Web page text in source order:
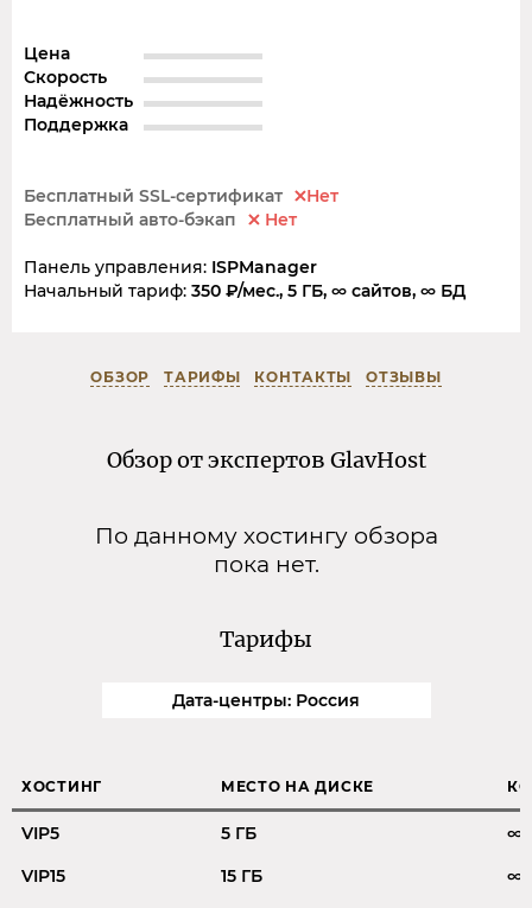
Цена
Скорость
Надёжность
Поддержка
Бесплатный SSL-сертификат
Нет
Бесплатный авто-бэкап
Нет
Панель управления: ISPManager
Начальный тариф: 350 ₽/мес., 5 ГБ, ∞ сайтов, ∞ БД
ОБЗОР ТАРИФЫ КОНТАКТЫ ОТЗЫВЫ
Обзор от экспертов GlavHost
По данному хостингу обзора
пока нет.
Тарифы
Дата-центры: Россия
ХОСТИНГ МЕСТО НА ДИСКЕ
VIP5 5 ГБ
∞
VIP15
15 ГБ
∞